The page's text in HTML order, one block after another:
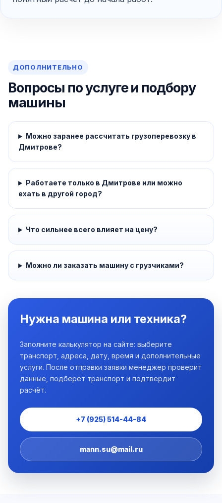
ДОПОЛНИТЕЛЬНО
Вопросы по услуге и подбору
машины
Можно заранее рассчитать грузоперевозку в
Дмитрове?
Работаете только в Дмитрове или можно
ехать в другой город?
Что сильнее всего влияет на цену?
Можно ли заказать машину с грузчиками?
Нужна машина или техника?
Заполните калькулятор на сайте: выберите
транспорт, адреса, дату, время и дополнительные
услуги. После отправки заявки менеджер проверит
данные, подберёт транспорт и подтвердит
расчёт.
+7 (925) 514-44-84
mann.su@mail.ru